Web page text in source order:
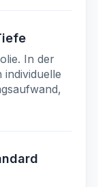
In der